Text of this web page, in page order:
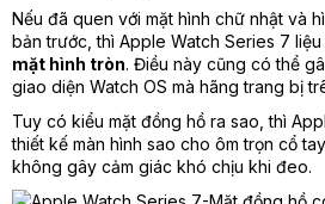
Nếu đã quen với mặt hình chữ nhật và
bản trước, thì Apple Watch Series 7 liệu
mặt hình tròn. Điều này cũng có thể
giao diện Watch OS mà hãng trang bị
Tuy có kiểu mặt đồng hồ ra sao, thì
thiết kế màn hình sao cho ôm trọn cổ
không gây cảm giác khó chịu khi đeo.